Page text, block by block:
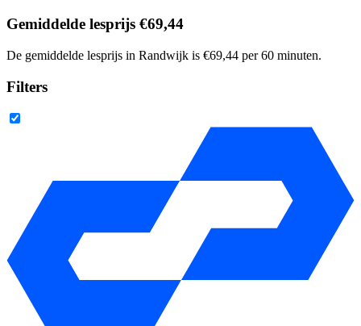
Gemiddelde lesprijs €69,44
De gemiddelde lesprijs in Randwijk is €69,44 per 60 minuten.
Filters